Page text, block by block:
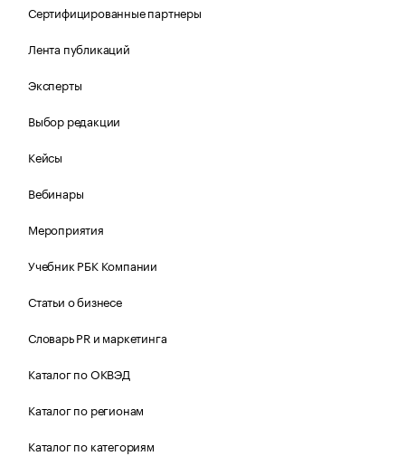
Сертифицированные партнеры
Лента публикаций
Эксперты
Выбор редакции
Кейсы
Вебинары
Мероприятия
Учебник РБК Компании
Статьи о бизнесе
Словарь PR и маркетинга
Каталог по ОКВЭД
Каталог по регионам
Каталог по категориям